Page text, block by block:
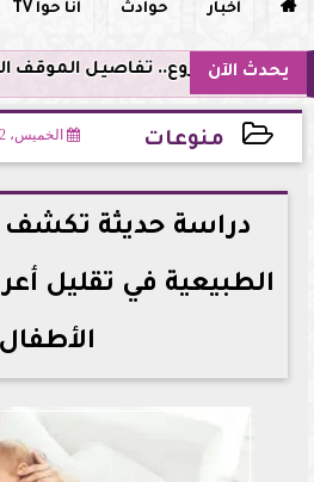
 أخبار حوادث أنا حوا TV
يحدث الآن
منوعات الخميس، 2 يوليو 2026
2026-07-02 12:43:53
دراسة حديثة تكشف
الأطفال